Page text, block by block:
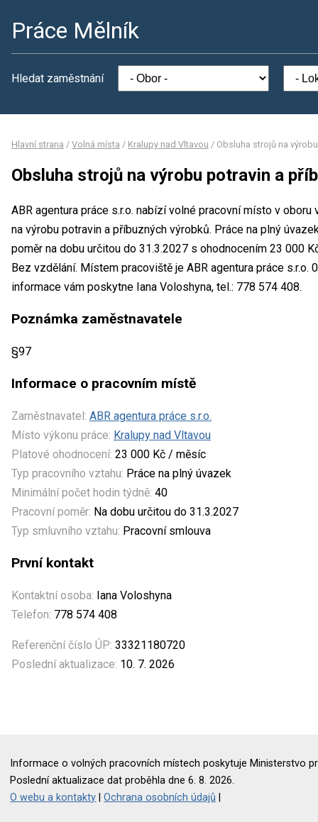
Práce Mělník
Hledat zaměstnání
Hlavní strana / Volná místa / Kralupy nad Vltavou / Obsluha strojů na
Obsluha strojů na výrobu potravin a
ABR agentura práce s.r.o. nabízí volné pracovní místo v
na výrobu potravin a příbuzných výrobků. Práce na plný
poměr na dobu určitou do 31.3.2027 s ohodnocením 23 000
Bez vzdělání. Místem pracoviště je ABR agentura práce s.r.o.
informace vám poskytne Iana Voloshyna, tel.: 778 574 408.
Poznámka zaměstnavatele
§97
Informace o pracovním místě
Zaměstnavatel: ABR agentura práce s.r.o.
Místo výkonu práce: Kralupy nad Vltavou
Platové ohodnocení: 23 000 Kč / měsíc
Typ pracovního vztahu: Práce na plný úvazek
Minimální počet hodin týdně: 40
Pracovní poměr: Na dobu určitou do 31.3.2027
Typ smluvního vztahu: Pracovní smlouva
První kontakt
Kontaktní osoba: Iana Voloshyna
Telefon: 778 574 408
Referenční číslo ÚP: 33321180720
Poslední aktualizace: 10. 7. 2026
Informace o volných pracovních místech poskytuje Ministerstvo
Poslední aktualizace dat proběhla dne 6. 8. 2026.
O webu a kontakty |Ochrana osobních údajů